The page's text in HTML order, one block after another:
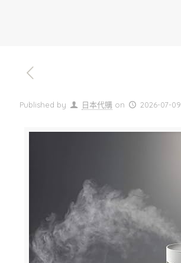
Published by 日本代購 on 2026-07-09